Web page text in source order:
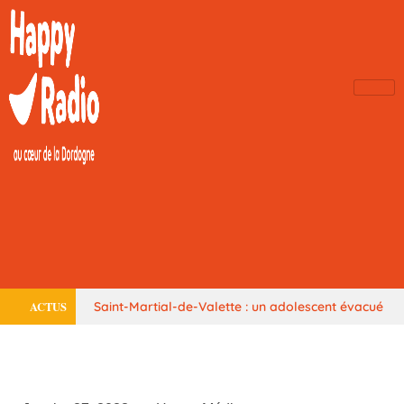
ACTUS Saint-Martial-de-Valette : un adolescent évacué